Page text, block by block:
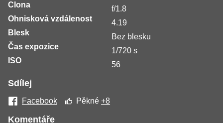
Clona
f/1.8
Ohnisková vzdálenost
4.19
Blesk
Bez blesku
Čas expozice
1/720 s
ISO
56
Sdílej
Facebook Pěkné+8
Komentáře